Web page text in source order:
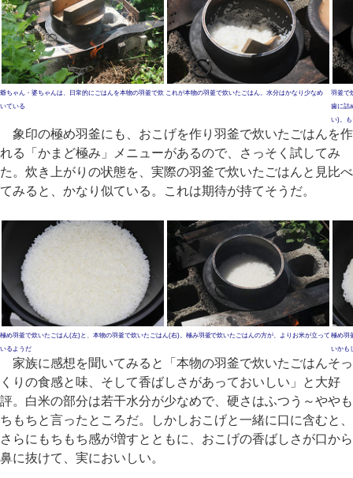
爺ちゃん・婆ちゃんは、日常的にごはんを本物の羽釜で炊
いている
これが本物の羽釜で炊いたごはん。水分はかなり少なめ
羽釜で
歯に詰
い)。
象印の極め羽釜にも、おこげを作り羽釜で炊いたごはんを作
れる「かまど極み」メニューがあるので、さっそく試してみ
た。炊き上がりの状態を、実際の羽釜で炊いたごはんと見比べ
てみると、かなり似ている。これは期待が持てそうだ。
極め羽釜で炊いたごはん(左)と、本物の羽釜で炊いたごはん(右)。極み羽釜で炊いたごはんの方が、よりお米が立って
いるようだ
極め羽
いかも
家族に感想を聞いてみると「本物の羽釜で炊いたごはんそっ
くりの食感と味、そして香ばしさがあっておいしい」と大好
評。白米の部分は若干水分が少なめで、硬さはふつう～ややも
ちもちと言ったところだ。しかしおこげと一緒に口に含むと、
さらにもちもち感が増すとともに、おこげの香ばしさが口から
鼻に抜けて、実においしい。